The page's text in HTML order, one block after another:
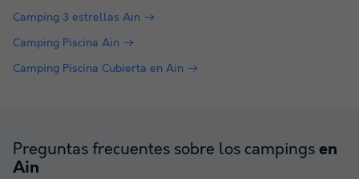
Camping 3 estrellas Ain
Camping Piscina Ain
Camping Piscina Cubierta en Ain
Preguntas frecuentes sobre los campings en
Ain